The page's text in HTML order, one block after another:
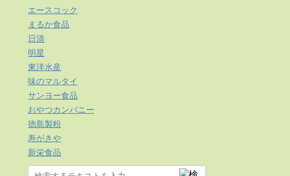
エースコック
まるか食品
日清
明星
東洋水産
味のマルタイ
サンヨー食品
おやつカンパニー
徳島製粉
寿がきや
新栄食品